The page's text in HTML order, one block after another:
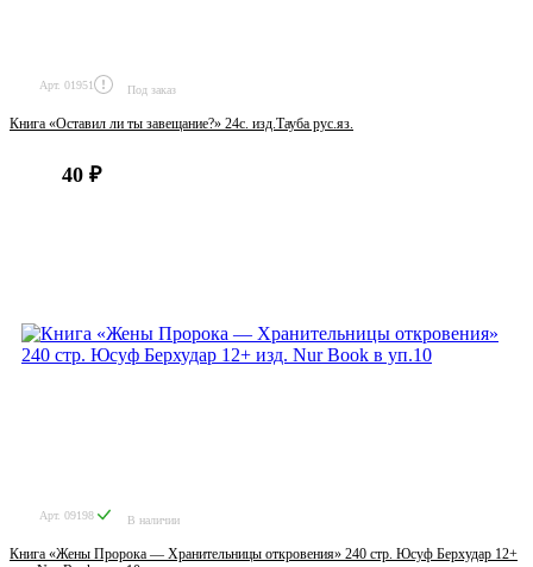
Арт. 01951 Под заказ
Книга «Оставил ли ты завещание?» 24с. изд.Тауба рус.яз.
40 ₽
Арт. 09198 В наличии
Книга «Жены Пророка — Хранительницы откровения» 240 стр. Юсуф Берхудар 12+